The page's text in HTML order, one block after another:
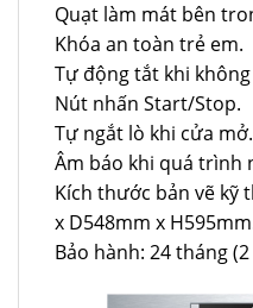
Quạt làm mát bên
Khóa an toàn trẻ em.
Tự động tắt khi
Nút nhấn Start/Stop.
Tự ngắt lò khi cửa mở.
Âm báo khi quá trình
Kích thước bản vẽ kỹ
x D548mm x
Bảo hành: 24 tháng